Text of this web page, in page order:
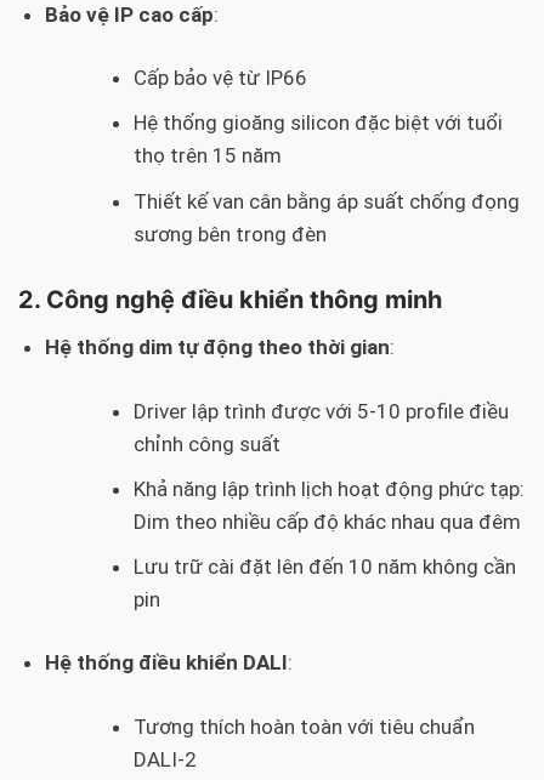
Bảo vệ IP cao cấp:
Cấp bảo vệ từ IP66
Hệ thống gioăng silicon đặc biệt với tuổi
thọ trên 15 năm
Thiết kế van cân bằng áp suất chống đọng
sương bên trong đèn
2. Công nghệ điều khiển thông minh
Hệ thống dim tự động theo thời gian:
Driver lập trình được với 5-10 profile điều
chỉnh công suất
Khả năng lập trình lịch hoạt động phức tạp:
Dim theo nhiều cấp độ khác nhau qua đêm
Lưu trữ cài đặt lên đến 10 năm không cần
pin
Hệ thống điều khiển DALI:
Tương thích hoàn toàn với tiêu chuẩn
DALI-2